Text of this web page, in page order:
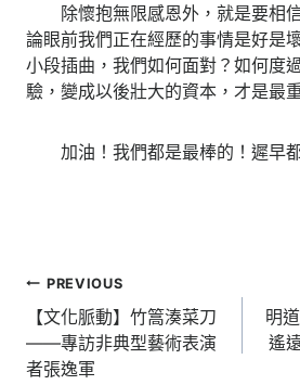
除懷抱無限感恩外，就是要相
論眼前我們正在經歷的事情是好是
小段插曲，我們如何面對？如何度
驗，變成以後壯大的資本，才是最
加油！我們都是最棒的！遲早都
文
章
導
PREVIOUS
【文化脈動】竹篙湊菜刀
——專訪非典型藝術表演
者張逸軍
明
遙